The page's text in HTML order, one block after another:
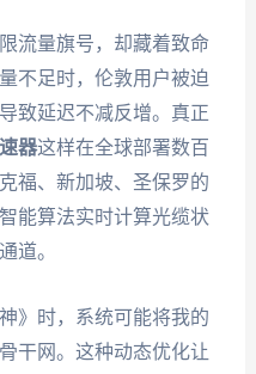
流量旗号，却藏着致命
不足时，伦敦用户被迫
致延迟不减反增。真正
器这样在全球部署数百
福、新加坡、圣保罗的
能算法实时计算光缆状
道。
》时，系统可能将我的
干网。这种动态优化让